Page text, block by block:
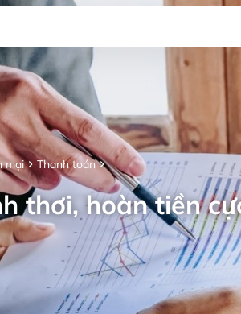
mại Thanh toán
thơi, hoàn tiền